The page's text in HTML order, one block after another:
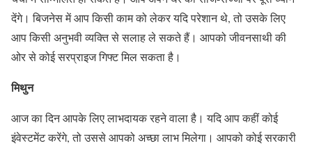
देंगे। बिजनेस में आप किसी काम को लेकर यदि परेशान थे, तो उसके लिए
आप किसी अनुभवी व्यक्ति से सलाह ले सकते हैं। आपको जीवनसाथी की
ओर से कोई सरप्राइज गिफ्ट मिल सकता है।
मिथुन
आज का दिन आपके लिए लाभदायक रहने वाला है। यदि आप कहीं कोई
इंवेस्टमेंट करेंगे, तो उससे आपको अच्छा लाभ मिलेगा। आपको कोई सरकारी